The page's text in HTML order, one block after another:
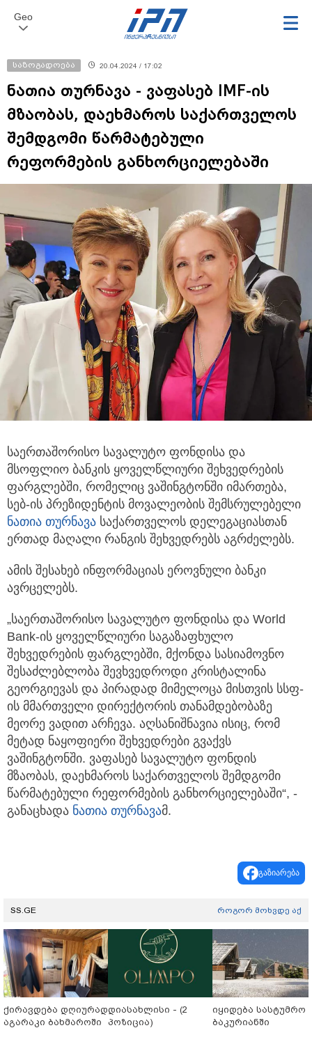
Geo
საზოგადოება 20.04.2024 / 17:02
ნათია თურნავა - ვაფასებ IMF-ის
მზაობას, დაეხმაროს საქართველოს
შემდგომი წარმატებული
რეფორმების განხორციელებაში
საერთაშორისო სავალუტო ფონდისა და
მსოფლიო ბანკის ყოველწლიური შეხვედრების
ფარგლებში, რომელიც ვაშინგტონში იმართება,
სებ-ის პრეზიდენტის მოვალეობის შემსრულებელი
ნათია თურნავა საქართველოს დელეგაციასთან
ერთად მაღალი რანგის შეხვედრებს აგრძელებს.
ამის შესახებ ინფორმაციას ეროვნული ბანკი
ავრცელებს.
„საერთაშორისო სავალუტო ფონდისა და World
Bank-ის ყოველწლიური საგაზაფხულო
შეხვედრების ფარგლებში, მქონდა სასიამოვნო
შესაძლებლობა შევხვედროდი კრისტალინა
გეორგიევას და პირადად მიმელოცა მისთვის სსფ-
ის მმართველი დირექტორის თანამდებობაზე
მეორე ვადით არჩევა. აღსანიშნავია ისიც, რომ
მეტად ნაყოფიერი შეხვედრები გვაქვს
ვაშინგტონში. ვაფასებ სავალუტო ფონდის
მზაობას, დაეხმაროს საქართველოს შემდგომი
წარმატებული რეფორმების განხორციელებაში“, -
განაცხადა ნათია თურნავამ.
გაზიარება
SS.GE როგორ მოხვდე აქ
ქირავდება დღიურად
აგარაკი ბახმაროში
დიასახლისი - (2
პოზიცია)
იყიდება სასტუმრო
ბაკურიანში